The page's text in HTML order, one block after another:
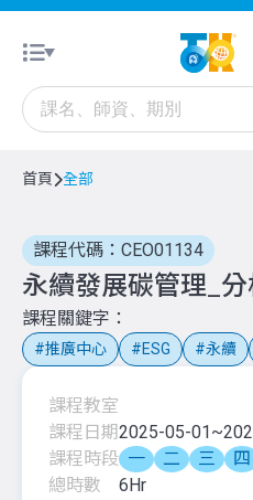
首頁 全部
課程代碼：CEO01134
永續發展碳管理_
課程關鍵字
推廣中心 ESG 永續
課程教室
課程日期2025-05-01~
課程時段 一 二 三 四
總時數
6Hr